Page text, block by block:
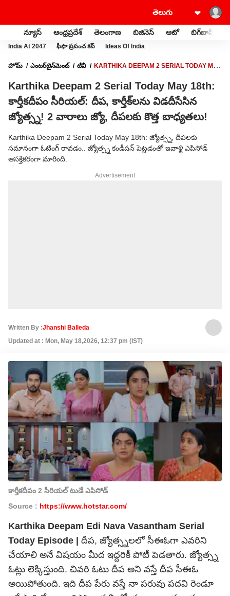
న్యూస్ ఆంధ్రప్రదేశ్ తెలంగాణ బిజినెస్ ఆటో బిగ్‌బాస్
India At 2047 ఫీఫా ప్రపంచ కప్ Ideas Of India
హోమ్ ఎంటర్‌టైన్‌మెంట్‌ టీవీ
KARTHIKA DEEPAM 2 SERIAL TODAY MAY
కొత్త బాధ్యతలు!
Karthika Deepam 2 Serial Today May 18th:
కార్తీకదీపం సీరియల్: దీప, కార్తీక్‌లను విడదీసేసిన
జ్యోత్స్న! 2 వారాలు జ్యో, దీపలకు కొత్త బాధ్యతలు!
Karthika Deepam 2 Serial Today May 18th: జ్యోత్స్న, దీపలకు
సమానంగా ఓటింగ్ రావడం.. జ్యోత్స్న కండీషన్ పెట్టడంతో ఇవాళ్టి ఎపిసోడ్
ఆసక్తికరంగా మారింది.
Advertisement
Written By :Jhanshi Balleda
Updated at : Mon, May 18,2026, 12:37 pm (IST)
కార్తీకదీపం 2 సీరియల్ టుడే ఎపిసోడ్
Source : https://www.hotstar.com/
Karthika Deepam Edi Nava Vasantham Serial
Today Episode |
దీప, జ్యోత్స్నలలో సీఈఓగా ఎవరిని
చేయాలి అనే విషయం మీద ఇద్దరికీ పోటీ పెడతారు. జ్యోత్స్న
ఓట్లు లెక్కిస్తుంది. చివరి ఓటు దీప అని వస్తే దీప సీఈఓ
అయిపోతుంది. ఇది దీప పేరు వస్తే నా పరువు పదవి రెండూ